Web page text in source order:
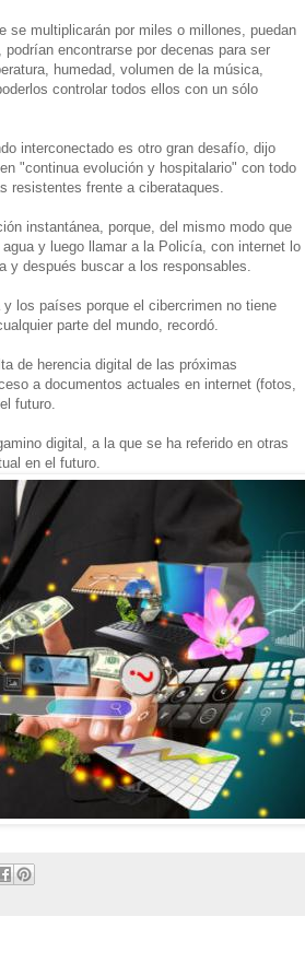
se multiplicarán por miles o millones, puedan
encontrarse por decenas para ser
humedad, volumen de la música,
controlar todos ellos con un sólo
interconectado es otro gran desafío, dijo
"continua evolución y hospitalario" con todo
resistentes frente a ciberataques.
instantánea, porque, del mismo modo que
y luego llamar a la Policía, con internet lo
y después buscar a los responsables.
los países porque el cibercrimen no tiene
parte del mundo, recordó.
de herencia digital de las próximas
a documentos actuales en internet (fotos,
futuro.
digital, a la que se ha referido en otras
en el futuro.